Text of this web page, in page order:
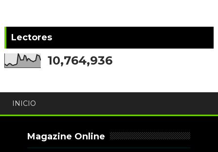
Lectores
10,764,936
INICIO
Magazine Online